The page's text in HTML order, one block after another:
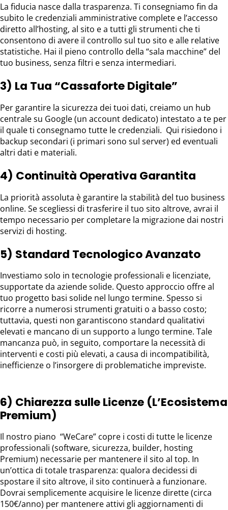
La fiducia nasce dalla trasparenza. Ti consegniamo fin da
subito le credenziali amministrative complete e l’accesso
diretto all’hosting, al sito e a tutti gli strumenti che ti
consentono di avere il controllo sul tuo sito e alle relative
statistiche. Hai il pieno controllo della “sala macchine” del
tuo business, senza filtri e senza intermediari.
3) La Tua “Cassaforte Digitale”
Per garantire la sicurezza dei tuoi dati, creiamo un hub
centrale su Google (un account dedicato) intestato a te per
il quale ti consegnamo tutte le credenziali. Qui risiedono i
backup secondari (i primari sono sul server) ed eventuali
altri dati e materiali.
4) Continuità Operativa Garantita
La priorità assoluta è garantire la stabilità del tuo business
online. Se scegliessi di trasferire il tuo sito altrove, avrai il
tempo necessario per completare la migrazione dai nostri
servizi di hosting.
5) Standard Tecnologico Avanzato
Investiamo solo in tecnologie professionali e licenziate,
supportate da aziende solide. Questo approccio offre al
tuo progetto basi solide nel lungo termine. Spesso si
ricorre a numerosi strumenti gratuiti o a basso costo;
tuttavia, questi non garantiscono standard qualitativi
elevati e mancano di un supporto a lungo termine. Tale
mancanza può, in seguito, comportare la necessità di
interventi e costi più elevati, a causa di incompatibilità,
inefficienze o l’insorgere di problematiche impreviste.
6) Chiarezza sulle Licenze (L’Ecosistema
Premium)
Il nostro piano “WeCare” copre i costi di tutte le licenze
professionali (software, sicurezza, builder, hosting
Premium) necessarie per mantenere il sito al top. In
un’ottica di totale trasparenza: qualora decidessi di
spostare il sito altrove, il sito continuerà a funzionare.
Dovrai semplicemente acquisire le licenze dirette (circa
150€/anno) per mantenere attivi gli aggiornamenti di